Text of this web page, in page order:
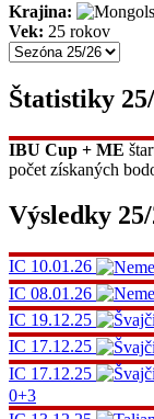
Krajina:
Vek: 25 rokov
Štatistiky
IBU Cup + ME
počet získaných
Výsledky
IC 10.01.26
IC 08.01.26
IC 19.12.25
IC 17.12.25
IC 17.12.25
0+3